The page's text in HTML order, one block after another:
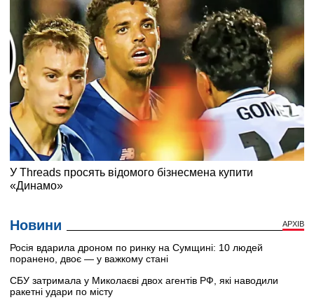
Новини АРХІВ
Росія вдарила дроном по ринку на Сумщині: 10 людей
поранено, двоє — у важкому стані
СБУ затримала у Миколаєві двох агентів РФ, які наводили
ракетні удари по місту